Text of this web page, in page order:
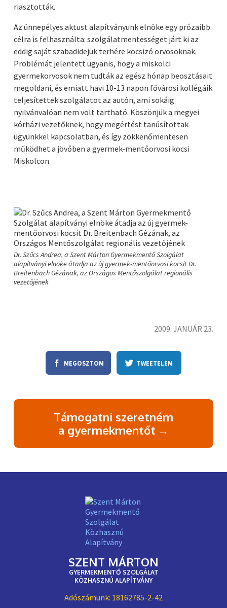
riasztották.
Az ünnepélyes aktust alapítványunk elnöke egy prózaibb
célra is felhasználta: szolgálatmentességet járt ki az
eddig saját szabadidejük terhére kocsizó orvosoknak.
Problémát jelentett ugyanis, hogy a miskolci
gyermekorvosok nem tudták az egész hónap beosztásait
megoldani, és emiatt havi 10-13 napon fővárosi kollégáik
teljesítettek szolgálatot az autón, ami sokáig
nyilvánvalóan nem volt tartható. Köszönjük a megyei
kórházi vezetőknek, hogy megértést tanúsítottak
ügyünkkel kapcsolatban, és így zökkenőmentesen
működhet a jövőben a gyermek-mentőorvosi kocsi
Miskolcon.
Dr. Szűcs Andrea, a Szent Márton Gyermekmentő Szolgálat
alapítványi elnöke átadja az új gyermek-mentőorvosi kocsit Dr.
Breitenbach Gézának, az Országos Mentőszolgálat regionális
vezetőjének
2009. JANUÁR 23.
MEGOSZTOM FACEBOOK-
ON
TWEETELEM
Támogatni szeretném
a gyermekmentőt
SZENT MÁRTON
GYERMEKMENTŐ SZOLGÁLAT
KÖZHASZNÚ ALAPÍTVÁNY
Adószámunk: 18162785-2-42